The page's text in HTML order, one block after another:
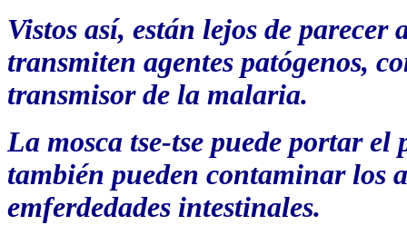
Vistos así, están lejos de
transmiten agentes patógenos,
transmisor de la malaria.
La mosca tse-tse puede portar el
también pueden contaminar los
emferdedades intestinales.